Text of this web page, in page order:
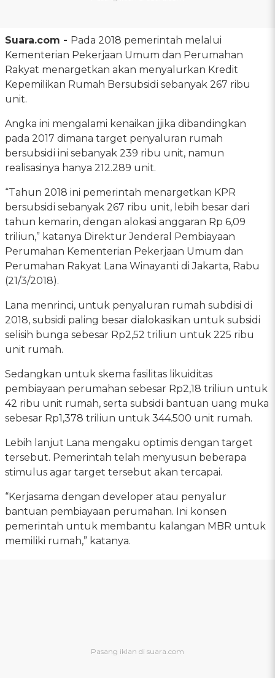
Suara.com - Pada 2018 pemerintah melalui
Kementerian Pekerjaan Umum dan Perumahan
Rakyat menargetkan akan menyalurkan Kredit
Kepemilikan Rumah Bersubsidi sebanyak 267 ribu
unit.
Angka ini mengalami kenaikan jjika dibandingkan
pada 2017 dimana target penyaluran rumah
bersubsidi ini sebanyak 239 ribu unit, namun
realisasinya hanya 212.289 unit.
“Tahun 2018 ini pemerintah menargetkan KPR
bersubsidi sebanyak 267 ribu unit, lebih besar dari
tahun kemarin, dengan alokasi anggaran Rp 6,09
triliun,” katanya Direktur Jenderal Pembiayaan
Perumahan Kementerian Pekerjaan Umum dan
Perumahan Rakyat Lana Winayanti di Jakarta, Rabu
(21/3/2018).
Lana menrinci, untuk penyaluran rumah subdisi di
2018, subsidi paling besar dialokasikan untuk subsidi
selisih bunga sebesar Rp2,52 triliun untuk 225 ribu
unit rumah.
Sedangkan untuk skema fasilitas likuiditas
pembiayaan perumahan sebesar Rp2,18 triliun untuk
42 ribu unit rumah, serta subsidi bantuan uang muka
sebesar Rp1,378 triliun untuk 344.500 unit rumah.
Lebih lanjut Lana mengaku optimis dengan target
tersebut. Pemerintah telah menyusun beberapa
stimulus agar target tersebut akan tercapai.
“Kerjasama dengan developer atau penyalur
bantuan pembiayaan perumahan. Ini konsen
pemerintah untuk membantu kalangan MBR untuk
memiliki rumah,” katanya.